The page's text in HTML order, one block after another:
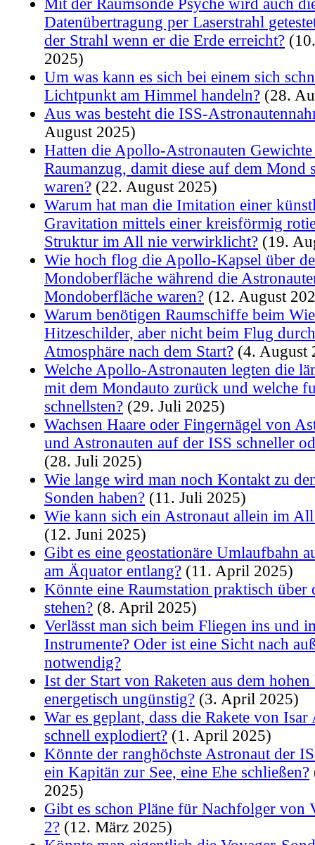
Mit der Raumsonde Psyche wird auch
Datenübertragung per Laserstrahl
der Strahl wenn er die Erde erreicht?
2025)
Um was kann es sich bei einem sich
Lichtpunkt am Himmel handeln? (28.
Aus was besteht die ISS-
August 2025)
Hatten die Apollo-Astronauten
Raumanzug, damit diese auf dem Mond
waren? (22. August 2025)
Warum hat man die Imitation einer
Gravitation mittels einer kreisförmig
Struktur im All nie verwirklicht? (19.
Wie hoch flog die Apollo-Kapsel über
Mondoberfläche während die
Mondoberfläche waren? (12. August
Warum benötigen Raumschiffe beim
Hitzeschilder, aber nicht beim Flug
Atmosphäre nach dem Start? (4. August
Welche Apollo-Astronauten legten die
mit dem Mondauto zurück und welche
schnellsten? (29. Juli 2025)
Wachsen Haare oder Fingernägel von
und Astronauten auf der ISS schneller
(28. Juli 2025)
Wie lange wird man noch Kontakt zu
Sonden haben? (11. Juli 2025)
Wie kann sich ein Astronaut allein im
(12. Juni 2025)
Gibt es eine geostationäre Umlaufbahn
am Äquator entlang? (11. April 2025)
Könnte eine Raumstation praktisch über
stehen? (8. April 2025)
Verlässt man sich beim Fliegen ins und
Instrumente? Oder ist eine Sicht nach
notwendig?
Ist der Start von Raketen aus dem
energetisch ungünstig? (3. April 2025)
War es geplant, dass die Rakete von Isar
schnell explodiert? (1. April 2025)
Könnte der ranghöchste Astronaut der
ein Kapitän zur See, eine Ehe schließen?
2025)
Gibt es schon Pläne für Nachfolger von
2? (12. März 2025)